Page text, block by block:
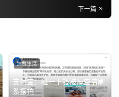
下一篇
支付宝：碰一下钱被隔空盗刷
系摆拍
消费生活